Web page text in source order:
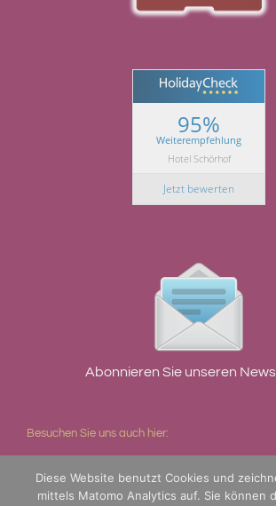
95%
Weiterempfehlung
Hotel Schörhof
Jetzt bewerten
Abonnieren Sie unseren
Besuchen Sie uns auch hier:
Diese Website benutzt Cookies und
mittels Matomo Analytics auf. Sie können